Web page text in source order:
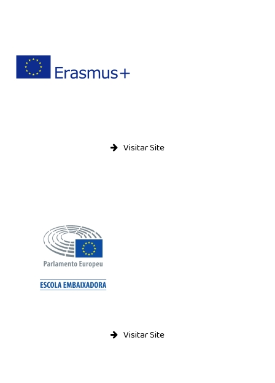
Visitar Site
Visitar Site